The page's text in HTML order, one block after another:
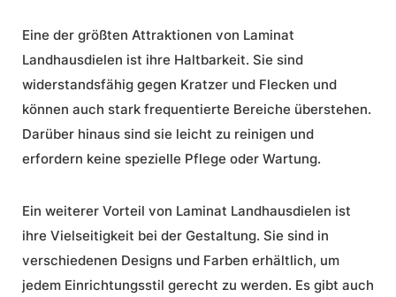
Eine der größten Attraktionen von Laminat
Landhausdielen ist ihre Haltbarkeit. Sie sind
widerstandsfähig gegen Kratzer und Flecken und
können auch stark frequentierte Bereiche überstehen.
Darüber hinaus sind sie leicht zu reinigen und
erfordern keine spezielle Pflege oder Wartung.
Ein weiterer Vorteil von Laminat Landhausdielen ist
ihre Vielseitigkeit bei der Gestaltung. Sie sind in
verschiedenen Designs und Farben erhältlich, um
jedem Einrichtungsstil gerecht zu werden. Es gibt auch